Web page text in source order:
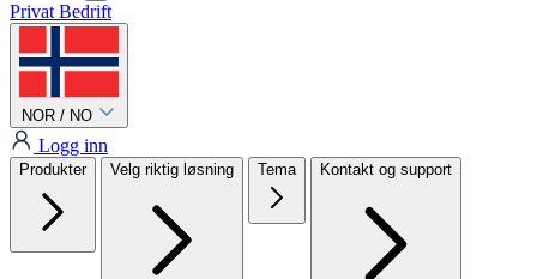
Privat Bedrift
NOR / NO
Logg inn
Produkter Velg riktig løsning Tema Kontakt og support